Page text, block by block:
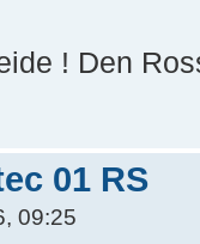
! Den
01 RS
09:25